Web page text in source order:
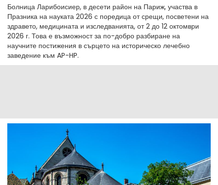
Болница Ларибоисиер, в десети район на Париж, участва в
Празника на науката 2026 с поредица от срещи, посветени на
здравето, медицината и изследванията, от 2 до 12 октомври
2026 г. Това е възможност за по-добро разбиране на
научните постижения в сърцето на историческо лечебно
заведение към AP-HP.